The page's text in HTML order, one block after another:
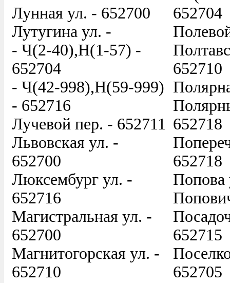
Лунная ул. - 652700
Лутугина ул. -
- Ч(2-40),Н(1-57) -
652704
- Ч(42-998),Н(59-999)
- 652716
Лучевой пер. - 652711
Львовская ул. -
652700
Люксембург ул. -
652716
Магистральная ул. -
652700
Магнитогорская ул. -
652710
652704
652710
652718
652718
Попова
652715
652705